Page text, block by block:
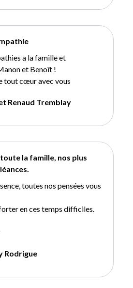
a la famille et
et Benoît !
tout cœur avec vous
Renaud Tremblay
la famille, nos plus
toutes nos pensées vous
en ces temps difficiles.
Rodrigue